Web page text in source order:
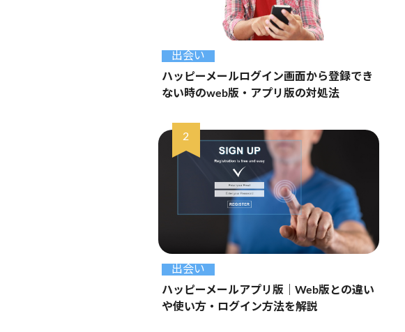
出会い
ハッピーメールログイン画面から登録でき
ない時のweb版・アプリ版の対処法
出会い
ハッピーメールアプリ版｜Web版との違い
や使い方・ログイン方法を解説